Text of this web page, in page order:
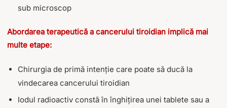
sub microscop
Abordarea terapeutică a cancerului tiroidian implică mai
multe etape:
Chirurgia de primă intenție care poate să ducă la
vindecarea cancerului tiroidian
Iodul radioactiv constă în înghițirea unei tablete sau a